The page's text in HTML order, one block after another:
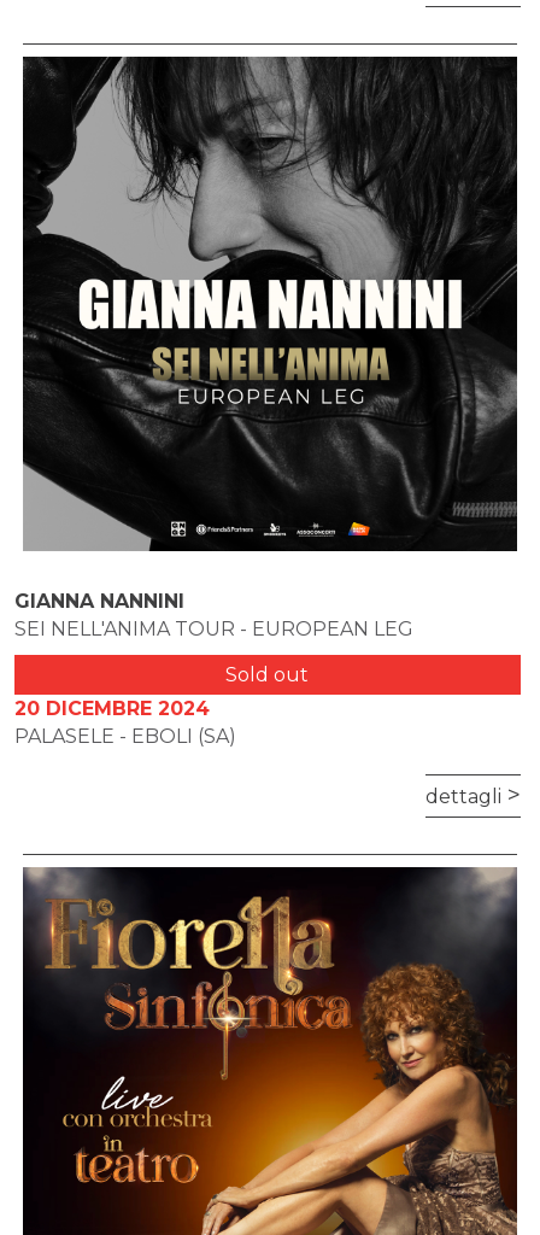
GIANNA NANNINI
SEI NELL'ANIMA TOUR - EUROPEAN LEG
Sold out
20 DICEMBRE 2024
PALASELE - EBOLI (SA)
dettagli